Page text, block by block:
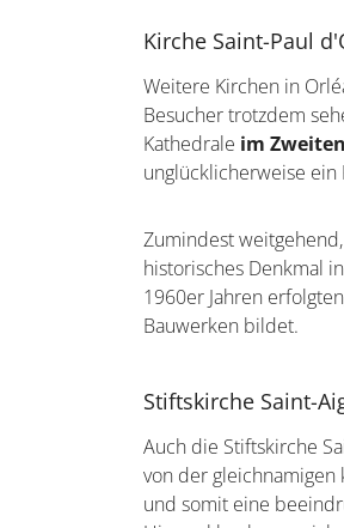
Kirche Saint-Paul